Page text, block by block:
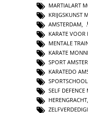
MARTIALART
KRIJGSKUNST
AMSTERDAM
KARATE VOOR
MENTALE
KARATE
SPORT
KARATEDO
SELF
HERENGRACHT,